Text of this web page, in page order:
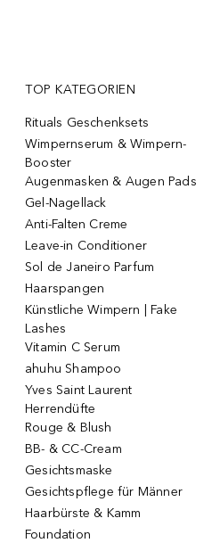
TOP KATEGORIEN
Rituals Geschenksets
Wimpernserum & Wimpern-
Booster
Augenmasken & Augen Pads
Gel-Nagellack
Anti-Falten Creme
Leave-in Conditioner
Sol de Janeiro Parfum
Haarspangen
Künstliche Wimpern | Fake
Lashes
Vitamin C Serum
ahuhu Shampoo
Yves Saint Laurent
Herrendüfte
Rouge & Blush
BB- & CC-Cream
Gesichtsmaske
Gesichtspflege für Männer
Haarbürste & Kamm
Foundation